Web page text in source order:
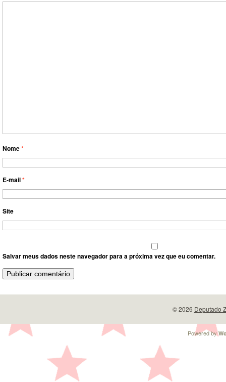
Nome*
E-mail*
Site
Salvar meus dados neste navegador para a próxima vez que eu comentar.
© 2026 Deputado
Powered by